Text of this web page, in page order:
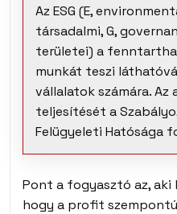
Az ESG (E,
társadalmi, G,
területei) a
munkát teszi
vállalatok számára.
teljesítését a
Felügyeleti Hatósága
Pont a fogyasztó az,
hogy a profit